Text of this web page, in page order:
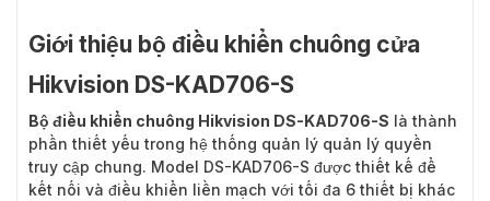
Giới thiệu bộ điều khiển chuông cửa
Hikvision DS-KAD706-S
Bộ điều khiển chuông Hikvision DS-KAD706-S là thành
phần thiết yếu trong hệ thống quản lý quản lý quyền
truy cập chung. Model DS-KAD706-S được thiết kế để
kết nối và điều khiển liền mạch với tối đa 6 thiết bị khác